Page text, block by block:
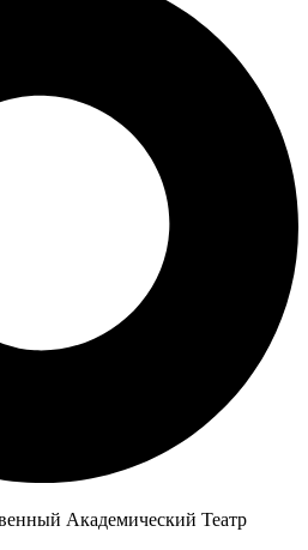
Академический Театр